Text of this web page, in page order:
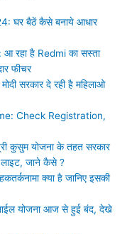
घर बैठें कैसे बनाये आधार
रहा है Redmi का सस्ता
फीचर
सरकार दे रही है महिलाओ
Check Registration,
कुसुम योजना के तहत सरकार
लाइट, जाने कैसे ?
क्‍या है जानिए इसकी
योजना आज से हुई बंद, देखे